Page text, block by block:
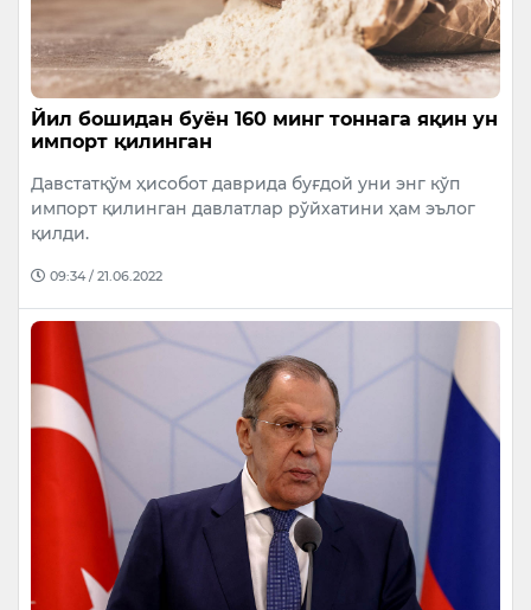
Йил бошидан буён 160 минг тоннага яқин ун
импорт қилинган
Давстатқўм ҳисобот даврида буғдой уни энг кўп
импорт қилинган давлатлар рўйхатини ҳам эълог
қилди.
09:34 / 21.06.2022